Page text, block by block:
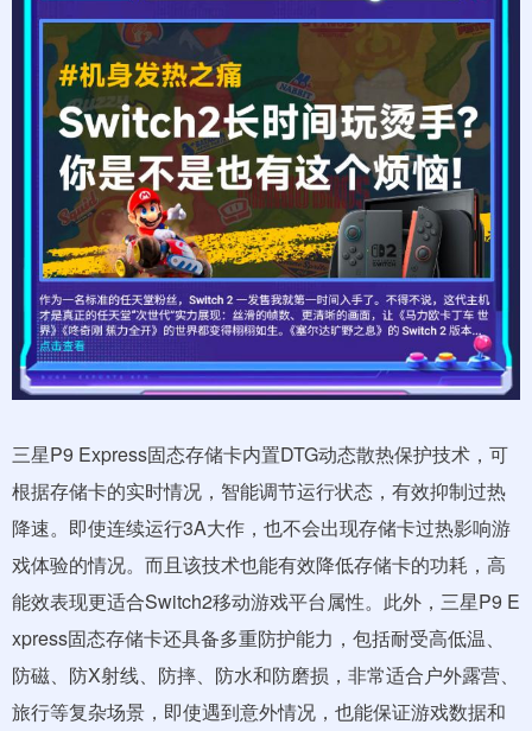
三星P9 Express固态存储卡内置DTG动态散热保护技术，可
根据存储卡的实时情况，智能调节运行状态，有效抑制过热
降速。即使连续运行3A大作，也不会出现存储卡过热影响游
戏体验的情况。而且该技术也能有效降低存储卡的功耗，高
能效表现更适合Switch2移动游戏平台属性。此外，三星P9 E
xpress固态存储卡还具备多重防护能力，包括耐受高低温、
防磁、防X射线、防摔、防水和防磨损，非常适合户外露营、
旅行等复杂场景，即使遇到意外情况，也能保证游戏数据和